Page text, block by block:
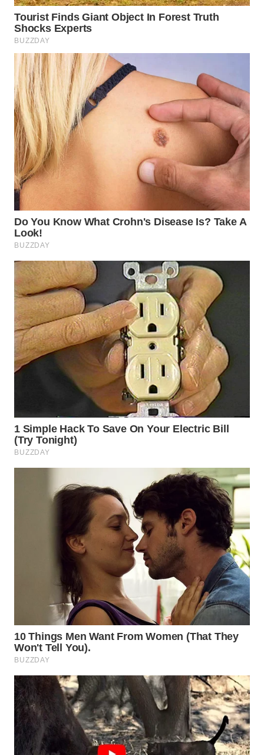
WN
KUNINGAN
WN
MAJALENGKA
WN
SUBANG
WN
SUKABUMI
PURWAKARTA
WN
PRIANGAN
TIMUR
WN
SEMARANG
WN
SOLO
WN
MADURA
SURABAYA
WN
MANDALIKA
WN
LIKUPANG
LABUANBAJO
WN